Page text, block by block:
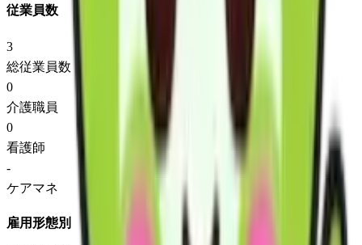
従業員数
3
総従業員数
0
介護職員
0
看護師
-
ケアマネ
雇用形態別